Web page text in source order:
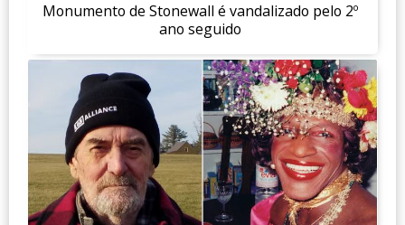
Monumento de Stonewall é vandalizado pelo 2º
ano seguido